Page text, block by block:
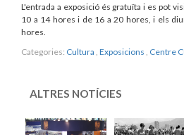
L'entrada a exposició és gratuïta i es pot
10 a 14 hores i de 16 a 20 hores, i els
hores.
Categories: Cultura Exposicions Centre
ALTRES NOTÍCIES